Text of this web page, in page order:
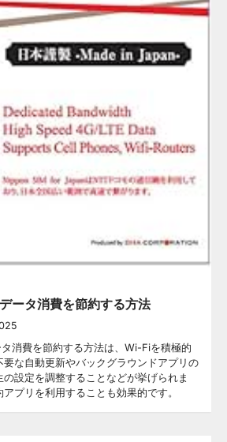
ータ消費を節約する方法
消費を節約する方法は、Wi-Fiを積極的
要な自動更新やバックグラウンドアプリの
設定を調整することなどが挙げられま
プリを利用することも効果的です。